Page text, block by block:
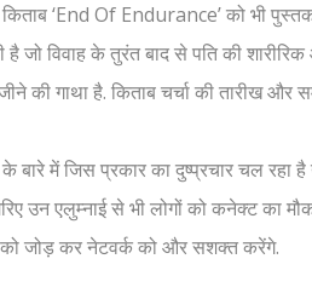
‘End Of Endurance’ को भी
है जो विवाह के तुरंत बाद से पति की
गाथा है. किताब चर्चा की तारीख और
बारे में जिस प्रकार का दुष्प्रचार चल
उन एलुम्नाई से भी लोगों को कनेक्ट का
को जोड़ कर नेटवर्क को और सशक्त करेंगे.